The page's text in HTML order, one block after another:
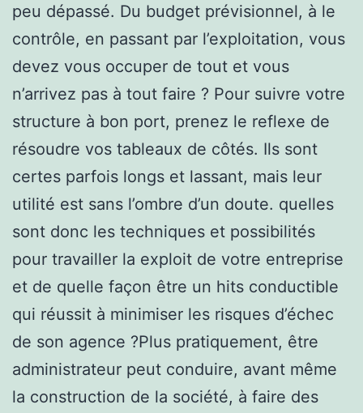
peu dépassé. Du budget prévisionnel, à le
contrôle, en passant par l’exploitation, vous
devez vous occuper de tout et vous
n’arrivez pas à tout faire ? Pour suivre votre
structure à bon port, prenez le reflexe de
résoudre vos tableaux de côtés. Ils sont
certes parfois longs et lassant, mais leur
utilité est sans l’ombre d’un doute. quelles
sont donc les techniques et possibilités
pour travailler la exploit de votre entreprise
et de quelle façon être un hits conductible
qui réussit à minimiser les risques d’échec
de son agence ?Plus pratiquement, être
administrateur peut conduire, avant même
la construction de la société, à faire des